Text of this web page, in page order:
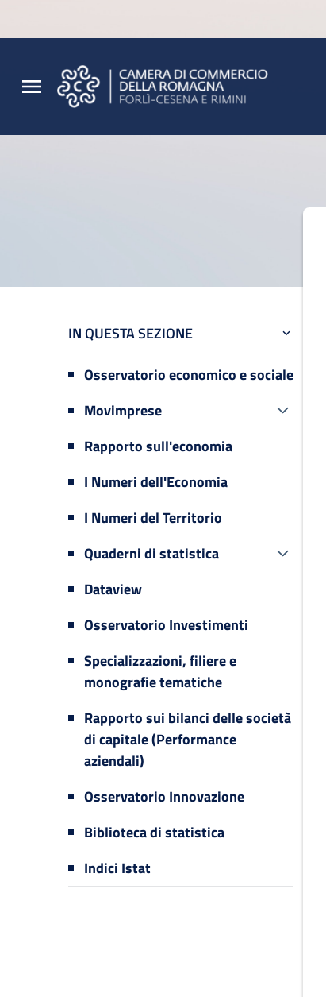
IN QUESTA SEZIONE
Osservatorio economico e sociale
Movimprese
Rapporto sull'economia
I Numeri dell'Economia
I Numeri del Territorio
Quaderni di statistica
Dataview
Osservatorio Investimenti
Specializzazioni, filiere e
monografie tematiche
Rapporto sui bilanci delle società
di capitale (Performance
aziendali)
Osservatorio Innovazione
Biblioteca di statistica
Indici Istat